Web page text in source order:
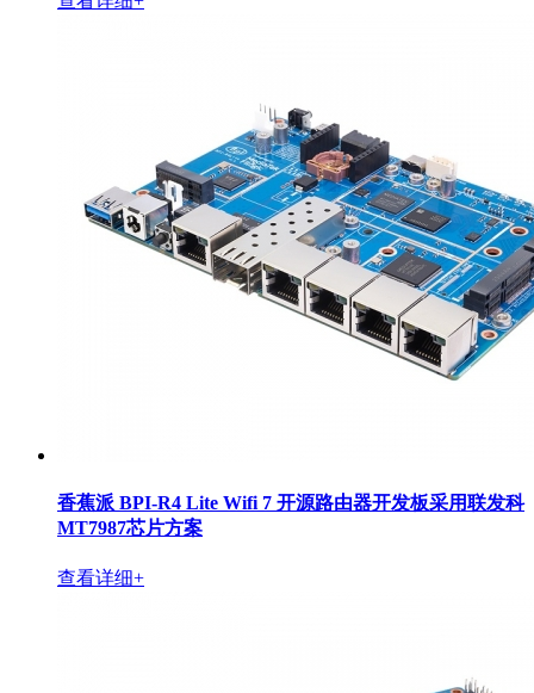
香蕉派 BPI-R4 Lite Wifi 7 开源路由器开发板采用联发科
MT7987芯片方案
查看详细+